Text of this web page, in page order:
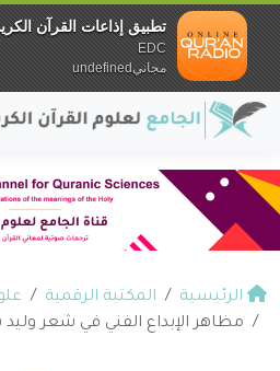
الرئيسية المكتبة الرقمية
مظاهر الإبداع الفني في شعر
تطبيق إذاعات القرآن
EDC
مجانيundefined